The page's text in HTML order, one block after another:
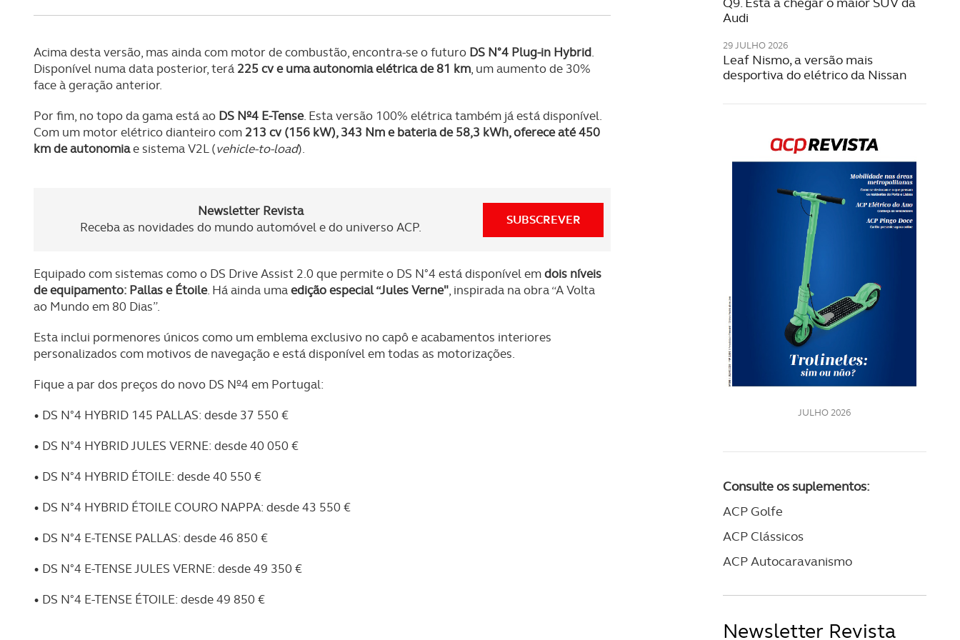
Acima desta versão, mas ainda com motor de combustão, encontra-se o futuro DS N°4 Plug-in Hybrid.
Disponível numa data posterior, terá 225 cv e uma autonomia elétrica de 81 km, um aumento de 30%
face à geração anterior.
Por fim, no topo da gama está ao DS Nº4 E-Tense. Esta versão 100% elétrica também já está disponível.
Com um motor elétrico dianteiro com 213 cv (156 kW), 343 Nm e bateria de 58,3 kWh, oferece até 450
km de autonomiae sistema V2L (vehicle-to-load).
Newsletter Revista
Receba as novidades do mundo automóvel e do universo ACP.
SUBSCREVER
Equipado com sistemas como o DS Drive Assist 2.0 que permite o DS N°4 está disponível emdois níveis
de equipamento: Pallas e Étoile. Há ainda umaedição especial “Jules Verne", inspirada na obra “A Volta
ao Mundo em 80 Dias”.
Esta inclui pormenores únicos como um emblema exclusivo no capô e acabamentos interiores
personalizados com motivos de navegação e está disponível em todas as motorizações.
Fique a par dos preços do novo DS Nº4 em Portugal:
• DS N°4 HYBRID 145 PALLAS: desde 37 550 €
• DS N°4 HYBRID JULES VERNE: desde 40 050 €
• DS N°4 HYBRID ÉTOILE: desde 40 550 €
• DS N°4 HYBRID ÉTOILE COURO NAPPA: desde 43 550 €
• DS N°4 E-TENSE PALLAS: desde 46 850 €
• DS N°4 E-TENSE JULES VERNE: desde 49 350 €
• DS N°4 E-TENSE ÉTOILE: desde 49 850 €
Audi
29 JULHO 2026
Leaf Nismo, a versão mais
desportiva do elétrico da Nissan
JULHO 2026
Consulte os suplementos:
ACP Golfe
ACP Clássicos
ACP Autocaravanismo
Newsletter Revista